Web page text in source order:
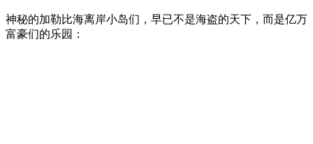
神秘的加勒比海离岸小岛们，早已不是海盗的天下，而是亿万
富豪们的乐园：